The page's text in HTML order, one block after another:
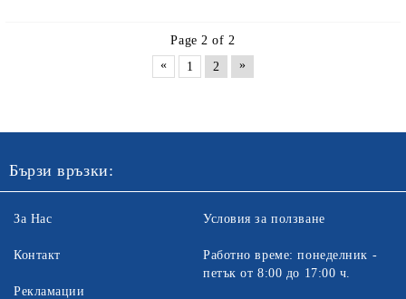
Page 2 of 2
«
1 2 »
Бързи връзки:
За Нас
Контакт
Рекламации
Условия за ползване
Работно време: понеделник -
петък от 8:00 до 17:00 ч.